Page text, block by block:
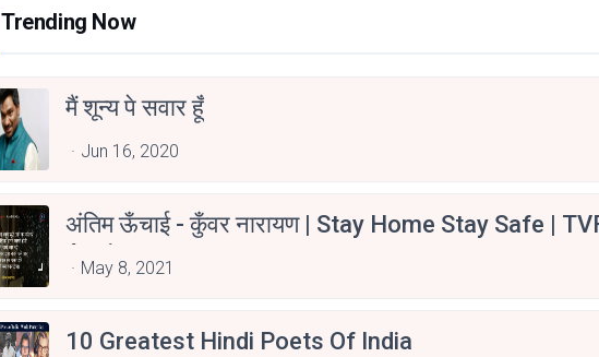
Trending Now
मैं शून्य पे सवार हूँ
Jun 16, 2020
अंतिम ऊँचाई - कुँवर नारायण | Stay Home Stay Safe |
Aspirants
May 8, 2021
10 Greatest Hindi Poets Of India